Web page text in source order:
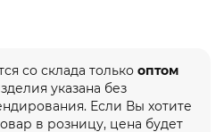
со склада только оптом
указана без
Если Вы хотите
в розницу, цена будет